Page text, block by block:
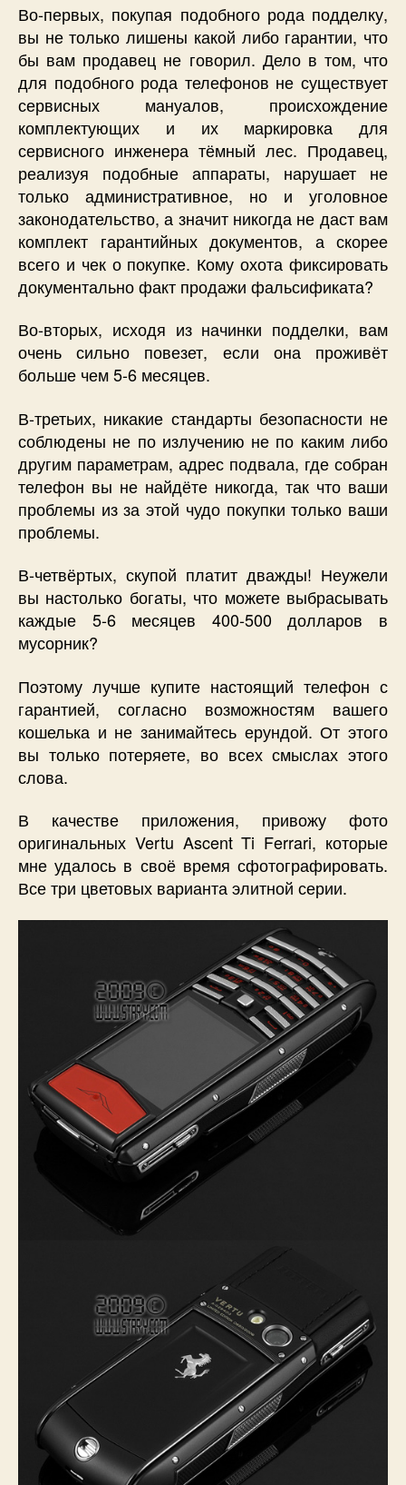
Во-первых, покупая подобного рода подделку,
вы не только лишены какой либо гарантии, что
бы вам продавец не говорил. Дело в том, что
для подобного рода телефонов не существует
сервисных мануалов, происхождение
комплектующих и их маркировка для
сервисного инженера тёмный лес. Продавец,
реализуя подобные аппараты, нарушает не
только административное, но и уголовное
законодательство, а значит никогда не даст вам
комплект гарантийных документов, а скорее
всего и чек о покупке. Кому охота фиксировать
документально факт продажи фальсификата?
Во-вторых, исходя из начинки подделки, вам
очень сильно повезет, если она проживёт
больше чем 5-6 месяцев.
В-третьих, никакие стандарты безопасности не
соблюдены не по излучению не по каким либо
другим параметрам, адрес подвала, где собран
телефон вы не найдёте никогда, так что ваши
проблемы из за этой чудо покупки только ваши
проблемы.
В-четвёртых, скупой платит дважды! Неужели
вы настолько богаты, что можете выбрасывать
каждые 5-6 месяцев 400-500 долларов в
мусорник?
Поэтому лучше купите настоящий телефон с
гарантией, согласно возможностям вашего
кошелька и не занимайтесь ерундой. От этого
вы только потеряете, во всех смыслах этого
слова.
В качестве приложения, привожу фото
оригинальных Vertu Ascent Ti Ferrari, которые
мне удалось в своё время сфотографировать.
Все три цветовых варианта элитной серии.